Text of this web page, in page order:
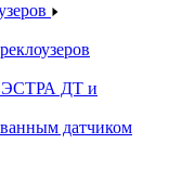
ЭСТРА ДТ и
датчиком